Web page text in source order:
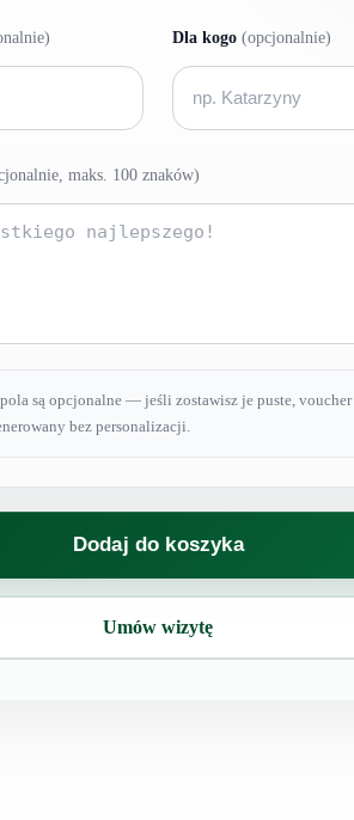
Dla kogo(opcjonalnie)
maks. 100 znaków)
są opcjonalne — jeśli zostawisz je puste, voucher
bez personalizacji.
Dodaj do koszyka
Umów wizytę